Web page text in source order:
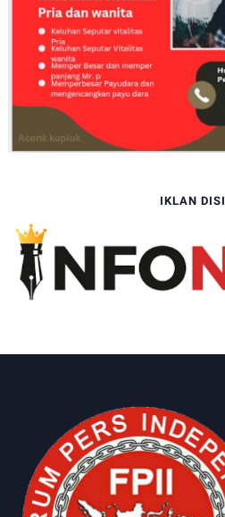
IKLAN